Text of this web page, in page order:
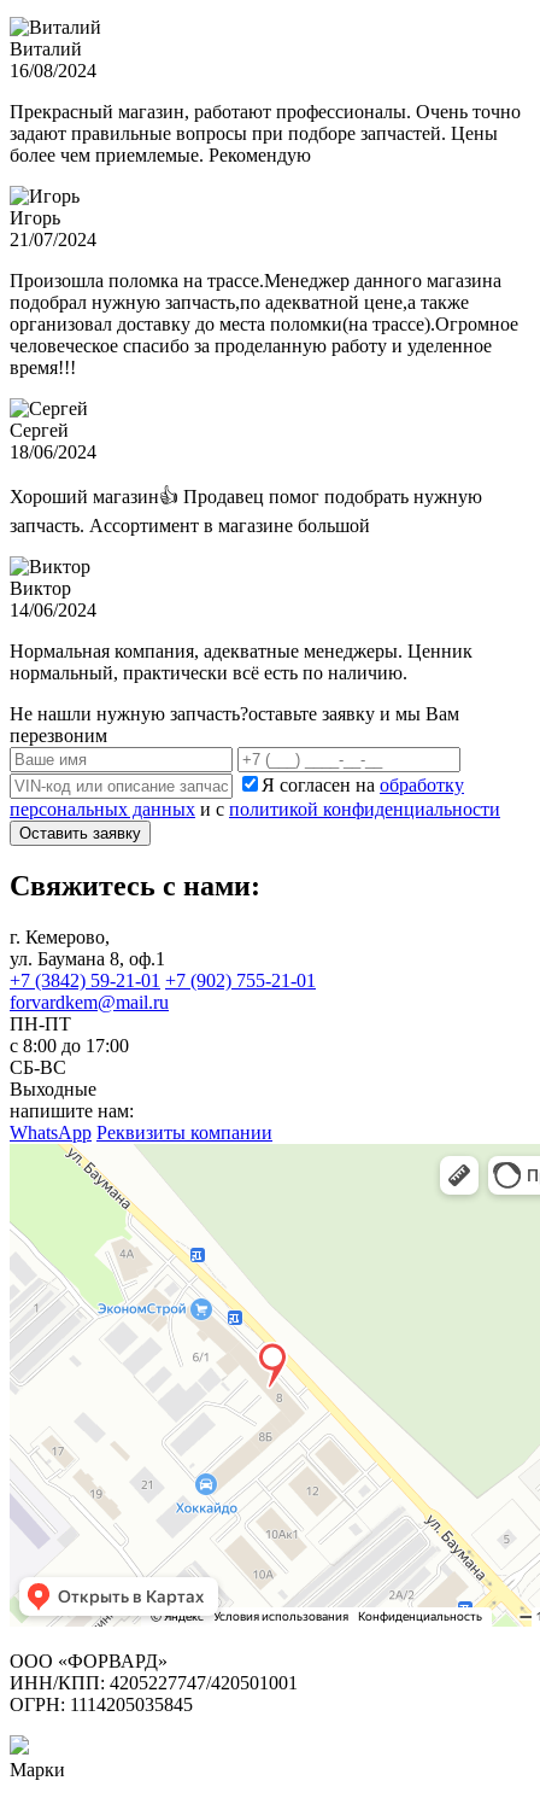
Виталий
16/08/2024
Прекрасный магазин, работают профессионалы. Очень точно
задают правильные вопросы при подборе запчастей. Цены
более чем приемлемые. Рекомендую
Игорь
21/07/2024
Произошла поломка на трассе.Менеджер данного магазина
подобрал нужную запчасть,по адекватной цене,а также
организовал доставку до места поломки(на трассе).Огромное
человеческое спасибо за проделанную работу и уделенное
время!!!
Сергей
18/06/2024
Хороший магазин👍 Продавец помог подобрать нужную
запчасть. Ассортимент в магазине большой
Виктор
14/06/2024
Нормальная компания, адекватные менеджеры. Ценник
нормальный, практически всё есть по наличию.
Не нашли нужную запчасть?оставьте заявку и мы Вам
перезвоним
Я согласен на обработку
персональных данных и с политикой конфиденциальности
Оставить заявку
Свяжитесь с нами:
г. Кемерово,
ул. Баумана 8, оф.1
+7 (3842) 59-21-01 +7 (902) 755-21-01
forvardkem@mail.ru
ПН-ПТ
с 8:00 до 17:00
СБ-ВС
Выходные
напишите нам:
WhatsApp Реквизиты компании
ООО «ФОРВАРД»
ИНН/КПП: 4205227747/420501001
ОГРН: 1114205035845
Марки